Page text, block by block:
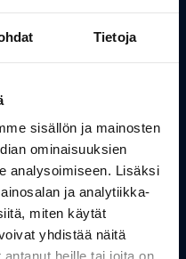
Tietoja
sisällön ja mainosten
ominaisuuksien
analysoimiseen. Lisäksi
ja analytiikka-
miten käytät
yhdistää näitä
heille tai joita on